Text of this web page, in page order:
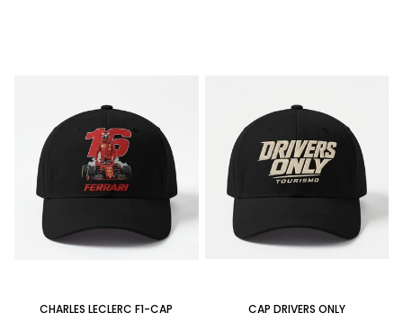
CHARLES LECLERC F1-CAP CAP DRIVERS ONLY